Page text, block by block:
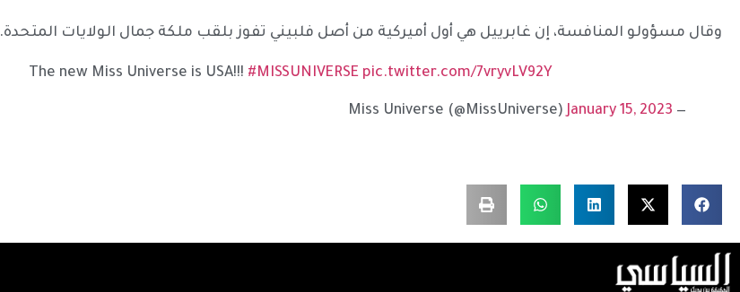
وقال مسؤولو المنافسة، إن غابرييل هي أول أميركية من أصل فلبيني تفوز بلقب ملكة جمال الولايات المتحدة.
The new Miss Universe is USA!!! #MISSUNIVERSE pic.twitter.com/7vryvLV92Y
— Miss Universe (@MissUniverse)
January 15, 2023